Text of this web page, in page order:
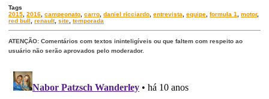
Tags
2015 ,2016 ,campeonato ,carro ,daniel ricciardo ,entrevista ,equipe ,formula 1 ,motor,
red bull
,renault,site ,temporada
ATENÇÃO: Comentários com textos ininteligíveis ou que faltem com respeito ao
usuário não serão aprovados pelo moderador.